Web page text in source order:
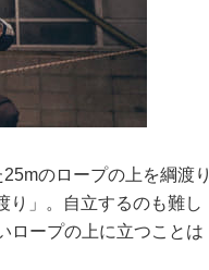
のロープの上を綱渡り
り」。自立するのも難し
ロープの上に立つことは